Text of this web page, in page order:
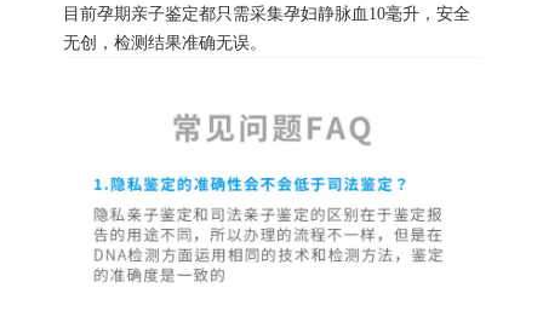
目前孕期亲子鉴定都只需采集孕妇静脉血10毫升，安全
无创，检测结果准确无误。